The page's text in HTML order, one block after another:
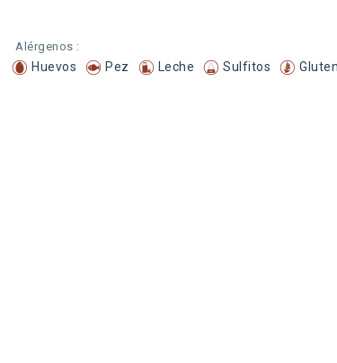
Alérgenos :
Huevos Pez Leche Sulfitos Gluten